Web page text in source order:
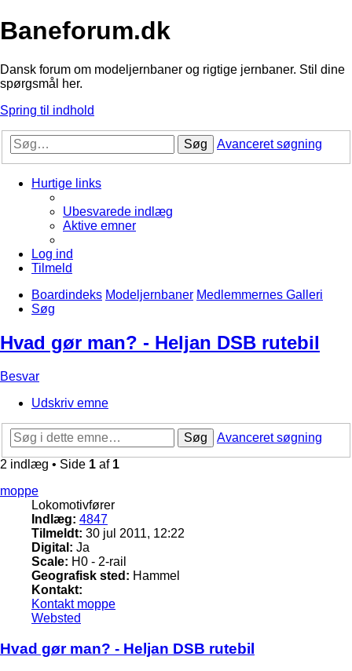
Baneforum.dk
Dansk forum om modeljernbaner og rigtige jernbaner. Stil dine
spørgsmål her.
Spring til indhold
Søg Avanceret søgning
Hurtige links
Ubesvarede indlæg
Aktive emner
Log ind
Tilmeld
Boardindeks Modeljernbaner Medlemmernes Galleri
Søg
Hvad gør man? - Heljan DSB rutebil
Besvar
Udskriv emne
Søg
Avanceret søgning
2 indlæg • Side 1 af 1
moppe
Lokomotivfører
Indlæg: 4847
Tilmeldt: 30 jul 2011, 12:22
Digital: Ja
Scale: H0 - 2-rail
Geografisk sted: Hammel
Kontakt:
Kontakt moppe
Websted
Hvad gør man? - Heljan DSB rutebil